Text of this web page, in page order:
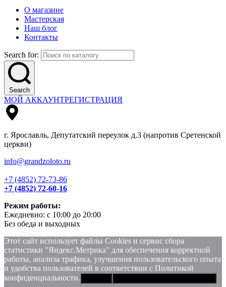
О магазине
Мастерская
Наш блог
Контакты
Search for:
Search
МОЙ АККАУНТРЕГИСТРАЦИЯ
г. Ярославль, Депутатский переулок д.3 (напротив Сретенской
церкви)
info@grandzoloto.ru
+7 (4852) 72-73-86
+7 (4852) 72-60-16
Режим работы:
Ежедневно: с 10:00 до 20:00
Без обеда и выходных
Этот сайт использует файлы Сookies и сервис сбора
статистики "Яндекс.Метрика" для обеспечения корректной
работы, анализа трафика, улучшения пользовательского опыта
и удобства пользователей в соответствии с Политикой
конфиденциальности.